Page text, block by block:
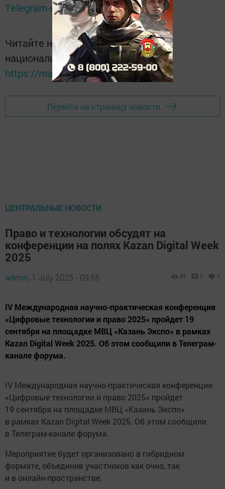
Telegram-каналеТатмедиа
Читайте новости Татарстана в
национальном мессенджере MАХ:
https://max.ru/tatmedia
Перейти на страницу новости
ЦЕНТРАЛЬНЫЕ НОВОСТИ
Право и технологии обсудят на
конференции на полях Kazan Digital Week
2025
admin, 1 July 2025 - 09:55 85 0 0
IV Международная научно-практическая конференция
«Цифровые технологии и право 2025» пройдет 19
сентября на площадке МВЦ «Казань Экспо» в рамках
Kazan Digital Week 2025. Об этом сообщили в Телеграм-
канале форума.
IV Международная научно-практическая конференция
«Цифровые технологии и право 2025» пройдет
19 сентября на площадке МВЦ «Казань Экспо»
в рамках Kazan Digital Week 2025. Об этом сообщили
в Телеграм-канале форума.
Мероприятие будет организовано в гибридном
формате, объединив участников как очно, так
и в онлайн-пространстве.